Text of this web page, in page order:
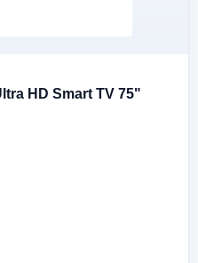
HD Smart TV 75"